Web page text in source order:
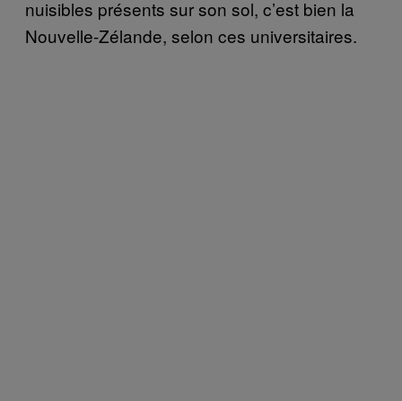
nuisibles présents sur son sol, c’est bien la
Nouvelle-Zélande, selon ces universitaires.